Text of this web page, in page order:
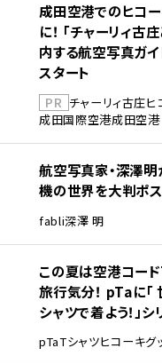
成田空港でのヒコ
に！ 「チャーリィ古
内する航空写真ガ
スタート
PR チャーリィ古庄ヒ
成田国際空港成田空港
航空写真家・深澤
機の世界を大判ポス
fabli深澤 明
この夏は空港コー
旅行気分！ pTaに
シャツで着よう！」
pTaTシャツヒコーキグ